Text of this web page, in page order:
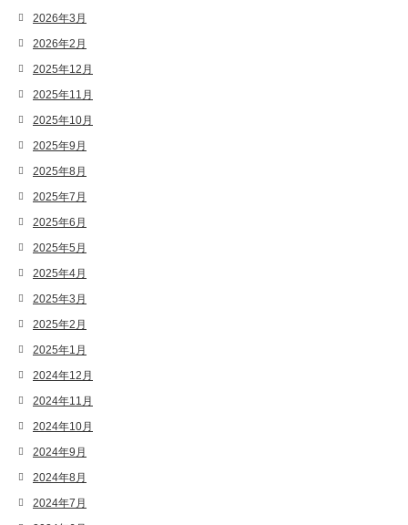
2026年3月
2026年2月
2025年12月
2025年11月
2025年10月
2025年9月
2025年8月
2025年7月
2025年6月
2025年5月
2025年4月
2025年3月
2025年2月
2025年1月
2024年12月
2024年11月
2024年10月
2024年9月
2024年8月
2024年7月